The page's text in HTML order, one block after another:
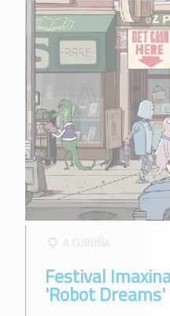
A CORUÑA
Festival
'Robot Dreams'